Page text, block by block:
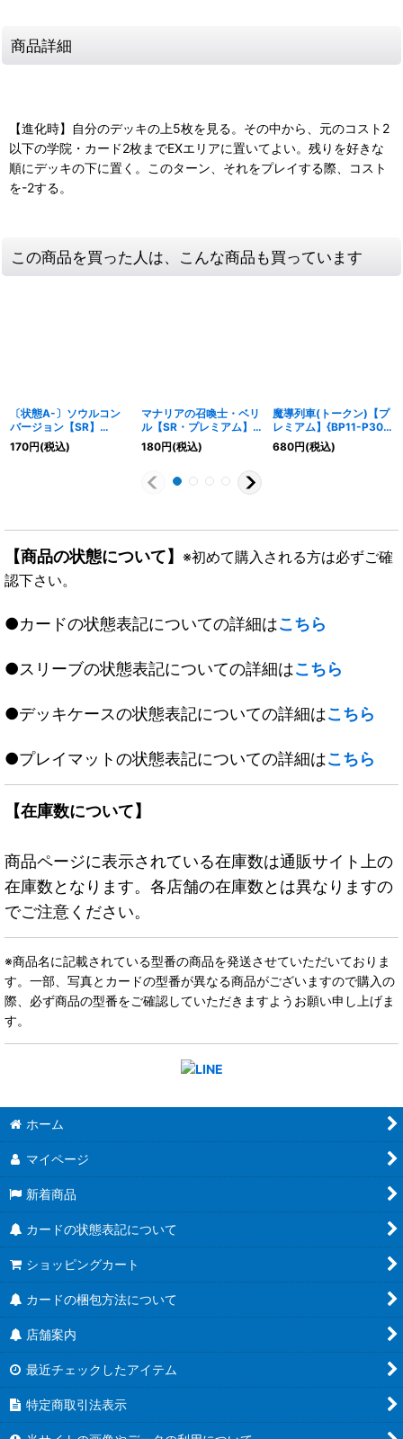
商品詳細
【進化時】自分のデッキの上5枚を見る。その中から、元のコスト2
以下の学院・カード2枚までEXエリアに置いてよい。残りを好きな
順にデッキの下に置く。このターン、それをプレイする際、コスト
を-2する。
この商品を買った人は、こんな商品も買っています
〔状態A-〕ソウルコン
バージョン【SR】
{BP01-116}《ナイトメ
ア》
170円(税込)
マナリアの召喚士・ベリ
ル【SR・プレミアム】
{DSD01a-P04}《ウィ
ッチ》
180円(税込)
魔導列車(トークン)【プ
レミアム】{BP11-P30}
《ナイトメア》
680円(税込)
【商品の状態について】 ※初めて購入される方は必ずご確
認下さい。
●カードの状態表記についての詳細はこちら
●スリーブの状態表記についての詳細はこちら
●デッキケースの状態表記についての詳細はこちら
●プレイマットの状態表記についての詳細はこちら
【在庫数について】
商品ページに表示されている在庫数は通販サイト上の
在庫数となります。各店舗の在庫数とは異なりますの
でご注意ください。
※商品名に記載されている型番の商品を発送させていただいておりま
す。一部、写真とカードの型番が異なる商品がございますので購入の
際、必ず商品の型番をご確認していただきますようお願い申し上げま
す。
ホーム
マイページ
新着商品
カードの状態表記について
ショッピングカート
カードの梱包方法について
店舗案内
最近チェックしたアイテム
特定商取引法表示